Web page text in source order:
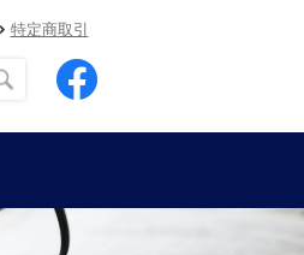
特定商取引